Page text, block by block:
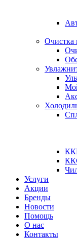
Очистка
Услуги
Акции
Бренды
Новости
Помощь
О нас
Контакты